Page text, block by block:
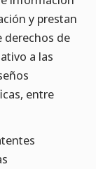
y prestan
derechos de
a las
entre